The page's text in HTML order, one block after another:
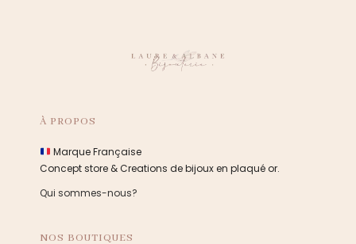
À PROPOS
Marque Française
Concept store & Creations de bijoux en plaqué or.
Qui sommes-nous?
NOS BOUTIQUES